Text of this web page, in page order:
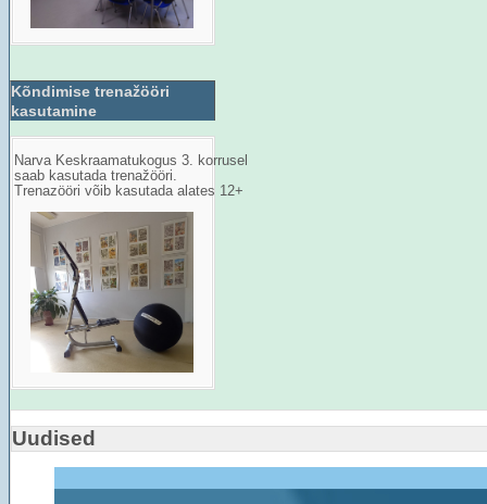
Kõndimise trenažööri
kasutamine
Narva Keskraamatukogus 3. korrusel
saab kasutada trenažööri.
Trenazööri võib kasutada alates 12+
Uudised